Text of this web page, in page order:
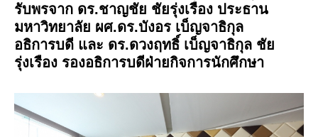
รับพรจาก ดร.ชาญชัย ชัยรุ่งเรือง ประธาน
มหาวิทยาลัย ผศ.ดร.บังอร เบ็ญจาธิกุล
อธิการบดี และ ดร.ดวงฤทธิ์ เบ็ญจาธิกุล ชัย
รุ่งเรือง รองอธิการบดีฝ่ายกิจการนักศึกษา